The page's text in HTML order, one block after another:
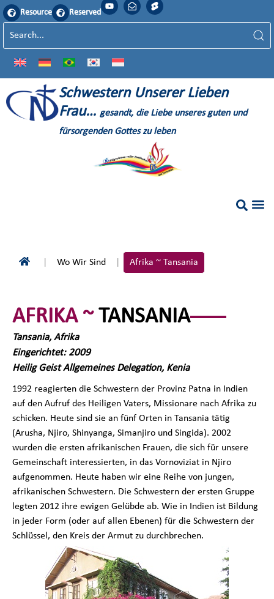
Resource Reserved
Schwestern Unserer Lieben
Frau… gesandt, die Liebe unseres guten und
fürsorgenden Gottes zu leben
Wo Wir Sind Afrika ~ Tansania
AFRIKA ~TANSANIA
Tansania, Afrika
Eingerichtet: 2009
Heilig Geist Allgemeines Delegation, Kenia
1992 reagierten die Schwestern der Provinz Patna in Indien
auf den Aufruf des Heiligen Vaters, Missionare nach Afrika zu
schicken. Heute sind sie an fünf Orten in Tansania tätig
(Arusha, Njiro, Shinyanga, Simanjiro und Singida). 2002
wurden die ersten afrikanischen Frauen, die sich für unsere
Gemeinschaft interessierten, in das Vornoviziat in Njiro
aufgenommen. Heute haben wir eine Reihe von jungen,
afrikanischen Schwestern. Die Schwestern der ersten Gruppe
legten 2012 ihre ewigen Gelübde ab. Wie in Indien ist Bildung
in jeder Form (oder auf allen Ebenen) für die Schwestern der
Schlüssel, den Kreis der Armut zu durchbrechen.